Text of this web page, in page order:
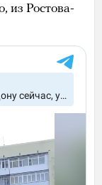
из Ростова-